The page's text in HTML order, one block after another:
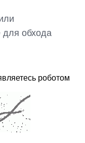
для обхода
роботом